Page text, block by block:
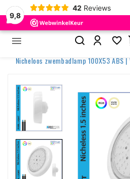
9,8
42 Reviews
 
Zwembadverlichting
Nicheloos zwembadlamp 100X53 ABS |